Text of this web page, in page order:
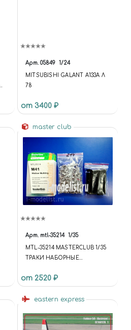
Арт. 05849 1/24
MITSUBISHI GALANT A133A Λ
78
от 3400 ₽
master club
Арт. mtl-35214 1/35
MTL-35214 MASTERCLUB 1/35
ТРАКИ НАБОРНЫЕ
BULLDOG
от 2520 ₽
eastern express